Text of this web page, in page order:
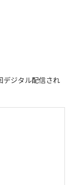
デジタル配信され